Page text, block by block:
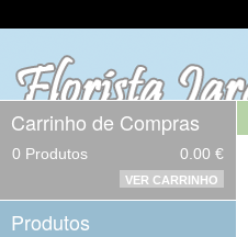
Carrinho de Compras
0 Produtos 0.00 €
VER CARRINHO
Produtos